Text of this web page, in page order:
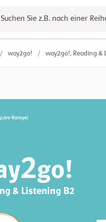
Suchen Sie z.B. nach einer
/ way2go! / way2go!, Reading